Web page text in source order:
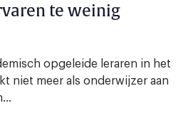
te weinig
opgeleide leraren in het
niet meer als onderwijzer aan